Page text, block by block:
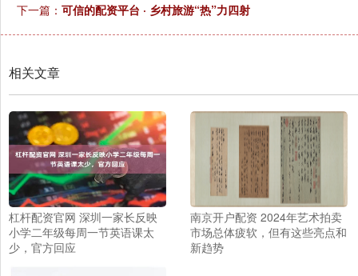
下一篇： 可信的配资平台 · 乡村旅游“热”力四射
相关文章
杠杆配资官网 深圳一家长反映
小学二年级每周一节英语课太
少，官方回应
南京开户配资 2024年艺术拍卖
市场总体疲软，但有这些亮点和
新趋势